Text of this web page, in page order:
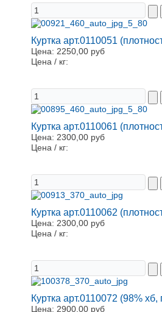
Куртка арт.0110051
Цена: 2250,00 руб
Цена / кг:
Куртка арт.0110061
Цена: 2300,00 руб
Цена / кг:
Куртка арт.0110062
Цена: 2300,00 руб
Цена / кг:
Куртка арт.0110072 (98% хб,
Цена: 2900,00 руб